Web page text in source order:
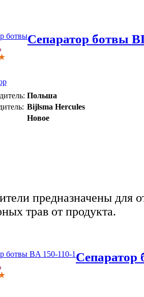
Сепаратор ботвы
Польша
Bijlsma Hercules
Новое
предназначены для
трав от продукта.
Сепаратор